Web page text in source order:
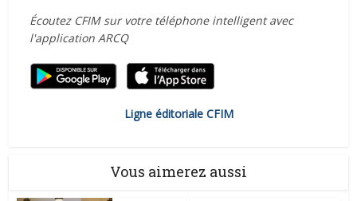
Écoutez CFIM sur votre téléphone intelligent avec
l'application ARCQ
Ligne éditoriale CFIM
Vous aimerez aussi